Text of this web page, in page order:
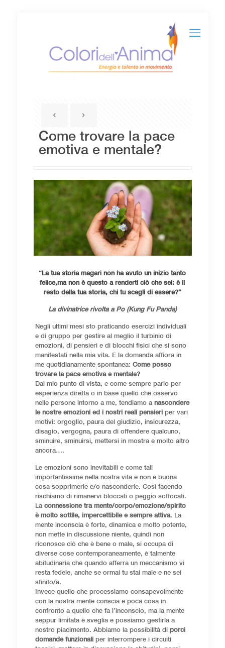
Come trovare la pace
emotiva e mentale?
“La tua storia magari non ha avuto un inizio tanto
felice,ma non è questo a renderti ciò che sei: è il
resto della tua storia, chi tu scegli di essere?”
La divinatrice rivolta a Po (Kung Fu Panda)
Negli ultimi mesi sto praticando esercizi individuali
e di gruppo per gestire al meglio il turbinio di
emozioni, di pensieri e di blocchi fisici che si sono
manifestati nella mia vita. E la domanda affiora in
me quotidianamente spontanea: Come posso
trovare la pace emotiva e mentale?
Dal mio punto di vista, e come sempre parlo per
esperienza diretta o in base quello che osservo
nelle persone intorno a me, tendiamo a nascondere
le nostre emozioni ed i nostri reali pensieri per vari
motivi: orgoglio, paura del giudizio, insicurezza,
disagio, vergogna, paura di offendere qualcuno,
sminuire, sminuirsi, mettersi in mostra e molto altro
ancora….
Le emozioni sono inevitabili e come tali
importantissime nella nostra vita e non è buona
cosa sopprimerle e/o nasconderle. Così facendo
rischiamo di rimanervi bloccati o peggio soffocati.
La connessione tra mente/corpo/emozione/spirito
è molto sottile, impercettibile e sempre attiva. La
mente inconscia è forte, dinamica e molto potente,
non mette in discussione niente, quindi non
riconosce ciò che è bene o male, si occupa di
diverse cose contemporaneamente, è talmente
abitudinaria che quando afferra un meccanismo vi
resta fedele, anche se ormai tu stai male e ne sei
sfinito/a.
Invece quello che processiamo consapevolmente
con la nostra mente conscia è poca cosa in
confronto a quello che fa l’inconscio, ma la mente
seppur limitata è sveglia e possiamo gestirla a
nostro piacimento. Abbiamo la possibilità di porci
domande funzionaliper interrompere i circuiti